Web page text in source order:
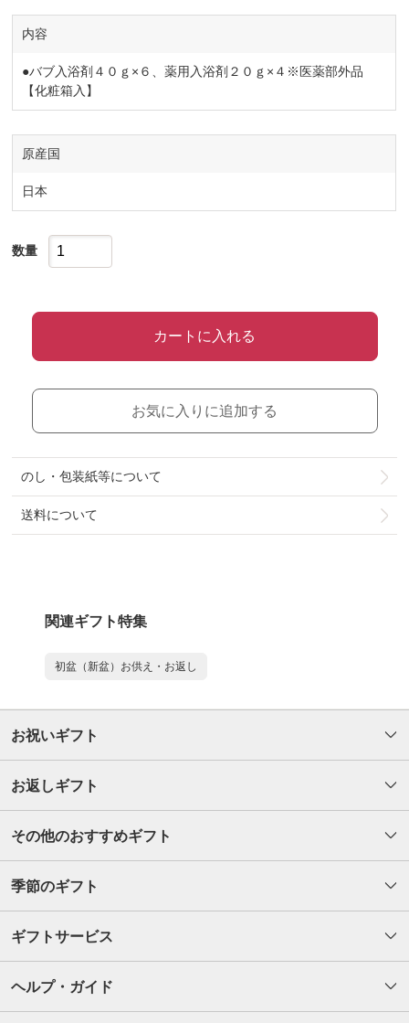
内容
●バブ入浴剤４０ｇ×６、薬用入浴剤２０ｇ×４※医薬部外品
【化粧箱入】
原産国
日本
数量
カートに入れる
お気に入りに追加する
のし・包装紙等について
送料について
関連ギフト特集
初盆（新盆）お供え・お返し
お祝いギフト
お返しギフト
その他のおすすめギフト
季節のギフト
ギフトサービス
ヘルプ・ガイド